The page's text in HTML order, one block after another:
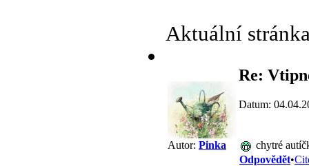
Aktuální
Autor: Pinka
Re:
Datum:
chytré
Odpovědět•